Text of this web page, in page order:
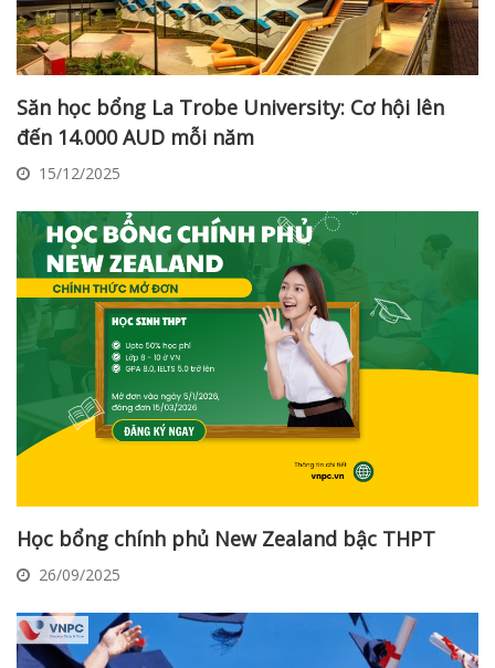
Săn học bổng La Trobe University: Cơ hội lên
đến 14.000 AUD mỗi năm
15/12/2025
Học bổng chính phủ New Zealand bậc THPT
26/09/2025